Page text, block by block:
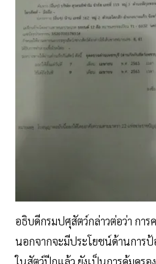
อธิบดีกรมปศุสัตว์กล่าวต่อว่า การ
นอกจากจะมีประโยชน์ด้านการป้